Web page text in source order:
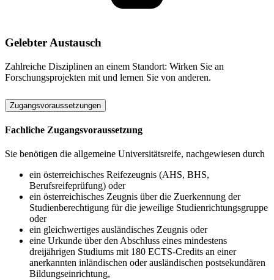
Gelebter Austausch
Zahlreiche Disziplinen an einem Standort: Wirken Sie an
Forschungsprojekten mit und lernen Sie von anderen.
Zugangsvoraussetzungen
Fachliche Zugangsvoraussetzung
Sie benötigen die allgemeine Universitätsreife, nachgewiesen durch
ein österreichisches Reifezeugnis (AHS, BHS,
Berufsreifeprüfung) oder
ein österreichisches Zeugnis über die Zuerkennung der
Studienberechtigung für die jeweilige Studienrichtungsgruppe
oder
ein gleichwertiges ausländisches Zeugnis oder
eine Urkunde über den Abschluss eines mindestens
dreijährigen Studiums mit 180 ECTS-Credits an einer
anerkannten inländischen oder ausländischen postsekundären
Bildungseinrichtung,